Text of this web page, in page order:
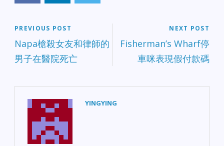
PREVIOUS POST
Napa槍殺女友和律師的
男子在醫院死亡
NEXT POST
Fisherman’s Wharf停
車咪表現假付款碼
YINGYING